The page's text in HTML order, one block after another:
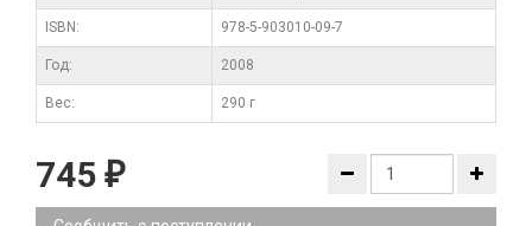
ISBN: 978-5-903010-09-7
Год: 2008
Вес: 290 г
745 ₽